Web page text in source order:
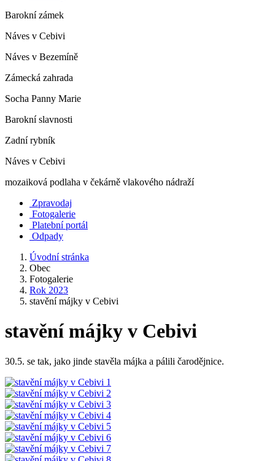
Barokní zámek
Náves v Cebivi
Náves v Bezemíně
Zámecká zahrada
Socha Panny Marie
Barokní slavnosti
Zadní rybník
Náves v Cebivi
mozaiková podlaha v čekárně vlakového nádraží
Zpravodaj
Fotogalerie
Platební portál
Odpady
Úvodní stránka
Obec
Fotogalerie
Rok 2023
stavění májky v Cebivi
stavění májky v Cebivi
30.5. se tak, jako jinde stavěla májka a pálili čarodějnice.